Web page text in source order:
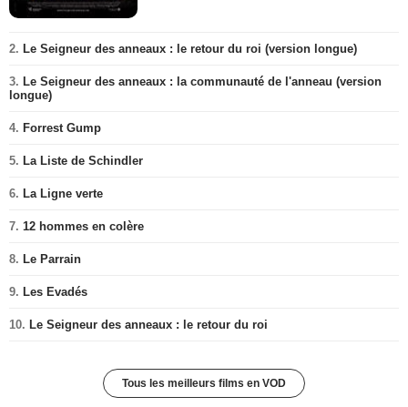
2. Le Seigneur des anneaux : le retour du roi (version longue)
3. Le Seigneur des anneaux : la communauté de l'anneau (version
longue)
4. Forrest Gump
5. La Liste de Schindler
6. La Ligne verte
7. 12 hommes en colère
8. Le Parrain
9. Les Evadés
10. Le Seigneur des anneaux : le retour du roi
Tous les meilleurs films en VOD